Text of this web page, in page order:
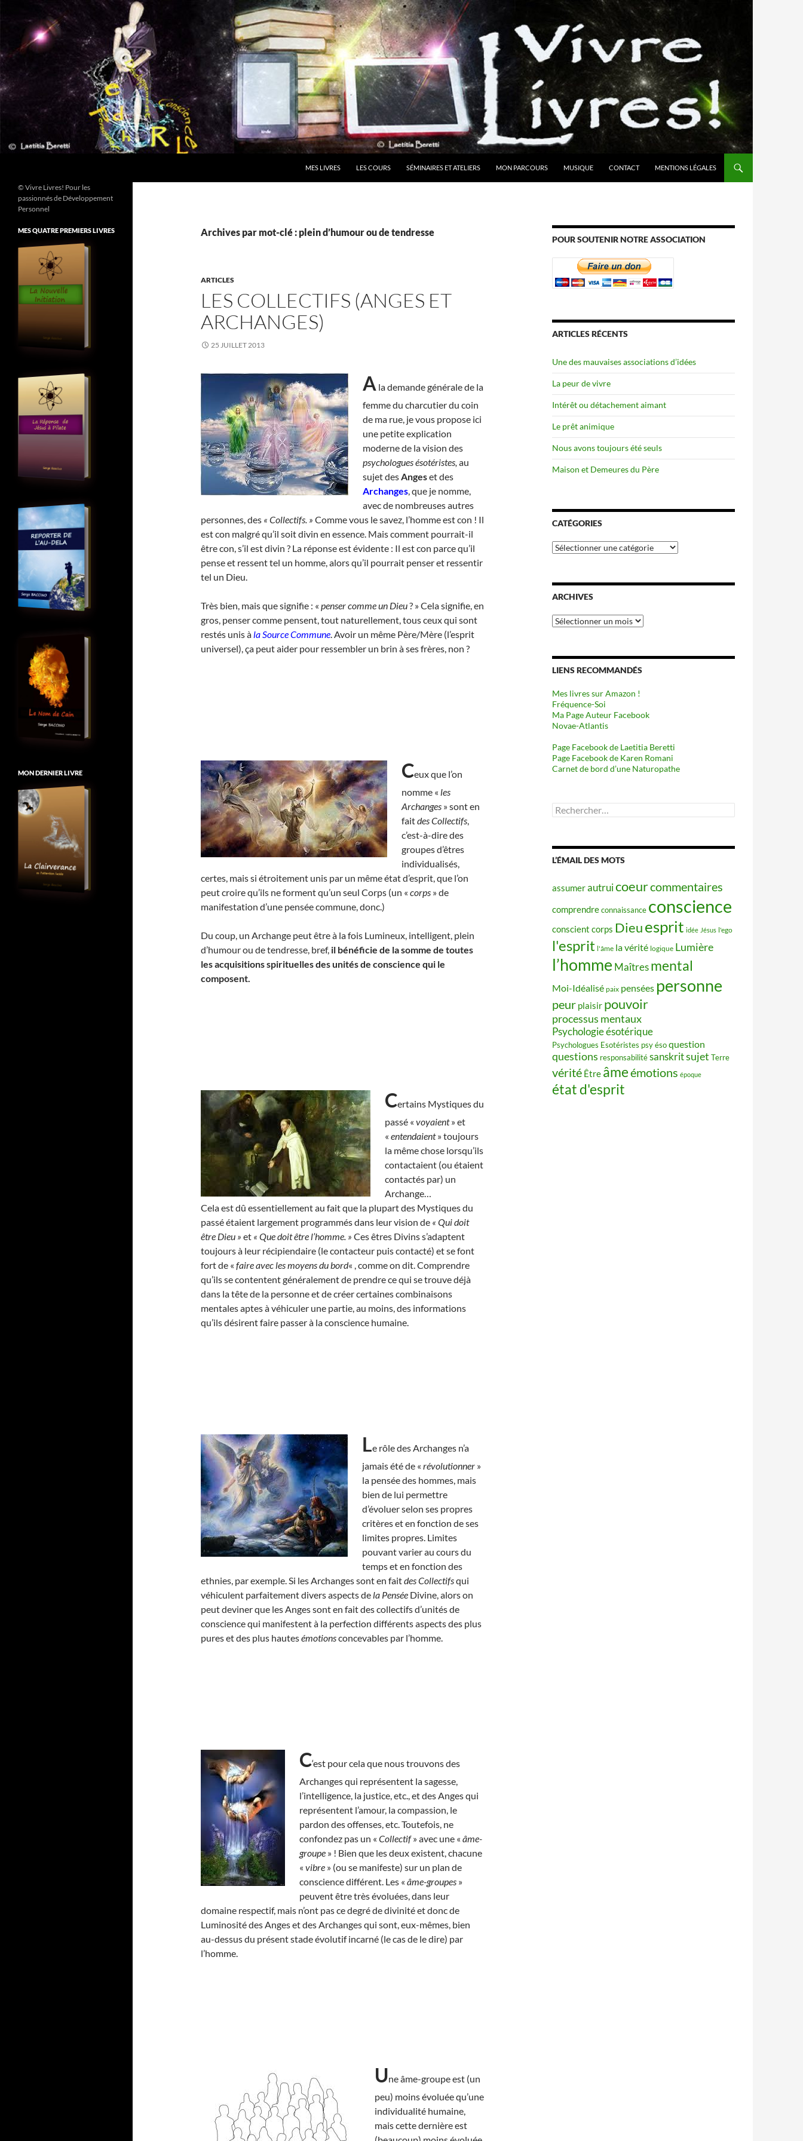
contenu
MES LIVRES LES COURS SÉMINAIRES ET ATELIERS MON PARCOURS MUSIQUE CONTACT MENTIONS LÉGALES
Archives par mot-clé : plein d’humour ou de tendresse
ARTICLES
LES COLLECTIFS (ANGES ET
ARCHANGES)
25 JUILLET 2013
A la demande générale de la
femme du charcutier du coin
de ma rue, je vous propose ici
une petite explication
moderne de la vision des
psychologues ésotéristes, au
sujet desAngeset des
Archanges, que je nomme,
avec de nombreuses autres
personnes, des « Collectifs. » Comme vous le savez, l’homme est con ! Il
est con malgré qu’il soit divin en essence. Mais comment pourrait-il
être con, s’il est divin ? La réponse est évidente : Il est con parce qu’il
pense et ressent tel un homme, alors qu’il pourrait penser et ressentir
tel un Dieu.
Très bien, mais que signifie : « penser comme un Dieu? » Cela signifie, en
gros, penser comme pensent, tout naturellement, tous ceux qui sont
restés unis àla Source Commune. Avoir un même Père/Mère (l’esprit
universel), ça peut aider pour ressembler un brin à ses frères, non ?
Ceux que l’on
nomme « les
Archanges » sont en
faitdes Collectifs,
c’est-à-dire des
groupes d’êtres
individualisés,
certes, mais si étroitement unis par un même état d’esprit, que l’on
peut croire qu’ils ne forment qu’un seul Corps (un « corps » de
manifestation d’une pensée commune, donc.)
Du coup, un Archange peut être à la fois Lumineux, intelligent, plein
d’humour ou de tendresse, bref, il bénéficie de la somme de toutes
les acquisitions spirituelles des unités de conscience qui le
composent.
Certains Mystiques du
passé « voyaient» et
« entendaient» toujours
la même chose lorsqu’ils
contactaient (ou étaient
contactés par) un
Archange…
Cela est dû essentiellement au fait que la plupart des Mystiques du
passé étaient largement programmés dans leur vision de « Qui doit
être Dieu » et « Que doit être l’homme. » Ces êtres Divins s’adaptent
toujours à leur récipiendaire (le contacteur puis contacté) et se font
fort de « faire avec les moyens du bord« , comme on dit. Comprendre
qu’ils se contentent généralement de prendre ce qui se trouve déjà
dans la tête de la personne et de créer certaines combinaisons
mentales aptes à véhiculer une partie, au moins, des informations
qu’ils désirent faire passer à la conscience humaine.
Le rôle des Archanges n’a
jamais été de « révolutionner »
la pensée des hommes, mais
bien de lui permettre
d’évoluer selon ses propres
critères et en fonction de ses
limites propres. Limites
pouvant varier au cours du
temps et en fonction des
ethnies, par exemple. Si les Archanges sont en faitdes Collectifsqui
véhiculent parfaitement divers aspects de la Pensée Divine, alors on
peut deviner que les Anges sont en fait des collectifs d’unités de
conscience qui manifestent à la perfection différents aspects des plus
pures et des plus hautesémotionsconcevables par l’homme.
C‘est pour cela que nous trouvons des
Archanges qui représentent la sagesse,
l’intelligence, la justice, etc., et des Anges qui
représentent l’amour, la compassion, le
pardon des offenses, etc. Toutefois, ne
confondez pas un « Collectif» avec une « âme-
groupe » ! Bien que les deux existent, chacune
« vibre » (ou se manifeste) sur un plan de
conscience différent. Les « âme-groupes »
peuvent être très évoluées, dans leur
domaine respectif, mais n’ont pas ce degré de divinité et donc de
Luminosité des Anges et des Archanges qui sont, eux-mêmes, bien
au-dessus du présent stade évolutif incarné (le cas de le dire) par
l’homme.
Une âme-groupe est (un
peu) moins évoluée qu’une
individualité humaine,
mais cette dernière est
POUR SOUTENIR NOTRE ASSOCIATION
ARTICLES RÉCENTS
Une des mauvaises associations d’idées
La peur de vivre
Intérêt ou détachement aimant
Le prêt animique
Nous avons toujours été seuls
Maison et Demeures du Père
CATÉGORIES
Catégories
ARCHIVES
Archives
LIENS RECOMMANDÉS
Mes livres sur Amazon !
Fréquence-Soi
Ma Page Auteur Facebook
Novae-Atlantis
Page Facebook de Laetitia Beretti
Page Facebook de Karen Romani
Carnet de bord d’une Naturopathe
Rechercher :
L’ÉMAIL DES MOTS
assumerautruicoeurcommentaires
comprendreconnaissance conscience
conscient corps Dieuesprit idée Jésus l'ego
l'esprit l'âme la vérité logique Lumière
l’homme Maîtres mental
Moi-Idéalisé paix pensées personne
peur plaisir pouvoir
processus mentaux
Psychologie ésotérique
Psychologues Esotéristes psy ésoquestion
questions responsabilitésanskritsujet Terre
vérité Être âmeémotions époque
état d'esprit
© Vivre Livres! Pour les
passionnés de Développement
Personnel
MES QUATRE PREMIERS LIVRES
MON DERNIER LIVRE